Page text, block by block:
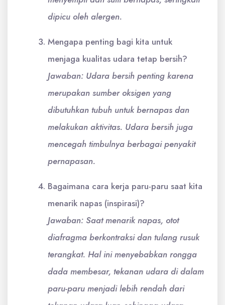
dipicu oleh alergen.
Mengapa penting bagi kita untuk
menjaga kualitas udara tetap bersih?
Jawaban: Udara bersih penting karena
merupakan sumber oksigen yang
dibutuhkan tubuh untuk bernapas dan
melakukan aktivitas. Udara bersih juga
mencegah timbulnya berbagai penyakit
pernapasan.
Bagaimana cara kerja paru-paru saat kita
menarik napas (inspirasi)?
Jawaban: Saat menarik napas, otot
diafragma berkontraksi dan tulang rusuk
terangkat. Hal ini menyebabkan rongga
dada membesar, tekanan udara di dalam
paru-paru menjadi lebih rendah dari